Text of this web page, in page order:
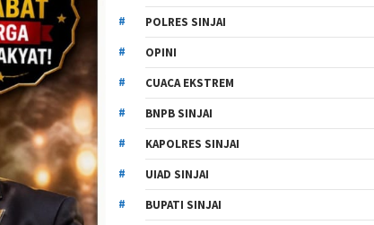
POLRES SINJAI
OPINI
CUACA EKSTREM
BNPB SINJAI
KAPOLRES SINJAI
UIAD SINJAI
BUPATI SINJAI